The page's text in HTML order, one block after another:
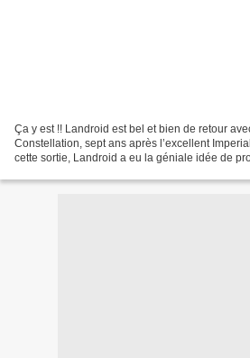
Ça y est !! Landroid est bel et bien de retour
Constellation, sept ans après l’excellent
cette sortie, Landroid a eu la géniale idée de